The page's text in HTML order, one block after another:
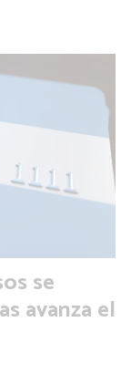
se
avanza el